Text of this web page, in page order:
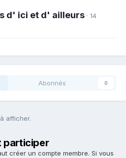
d' ici et d' ailleurs · 14
Abonnés 0
afficher.
participer
créer un compte membre. Si vous